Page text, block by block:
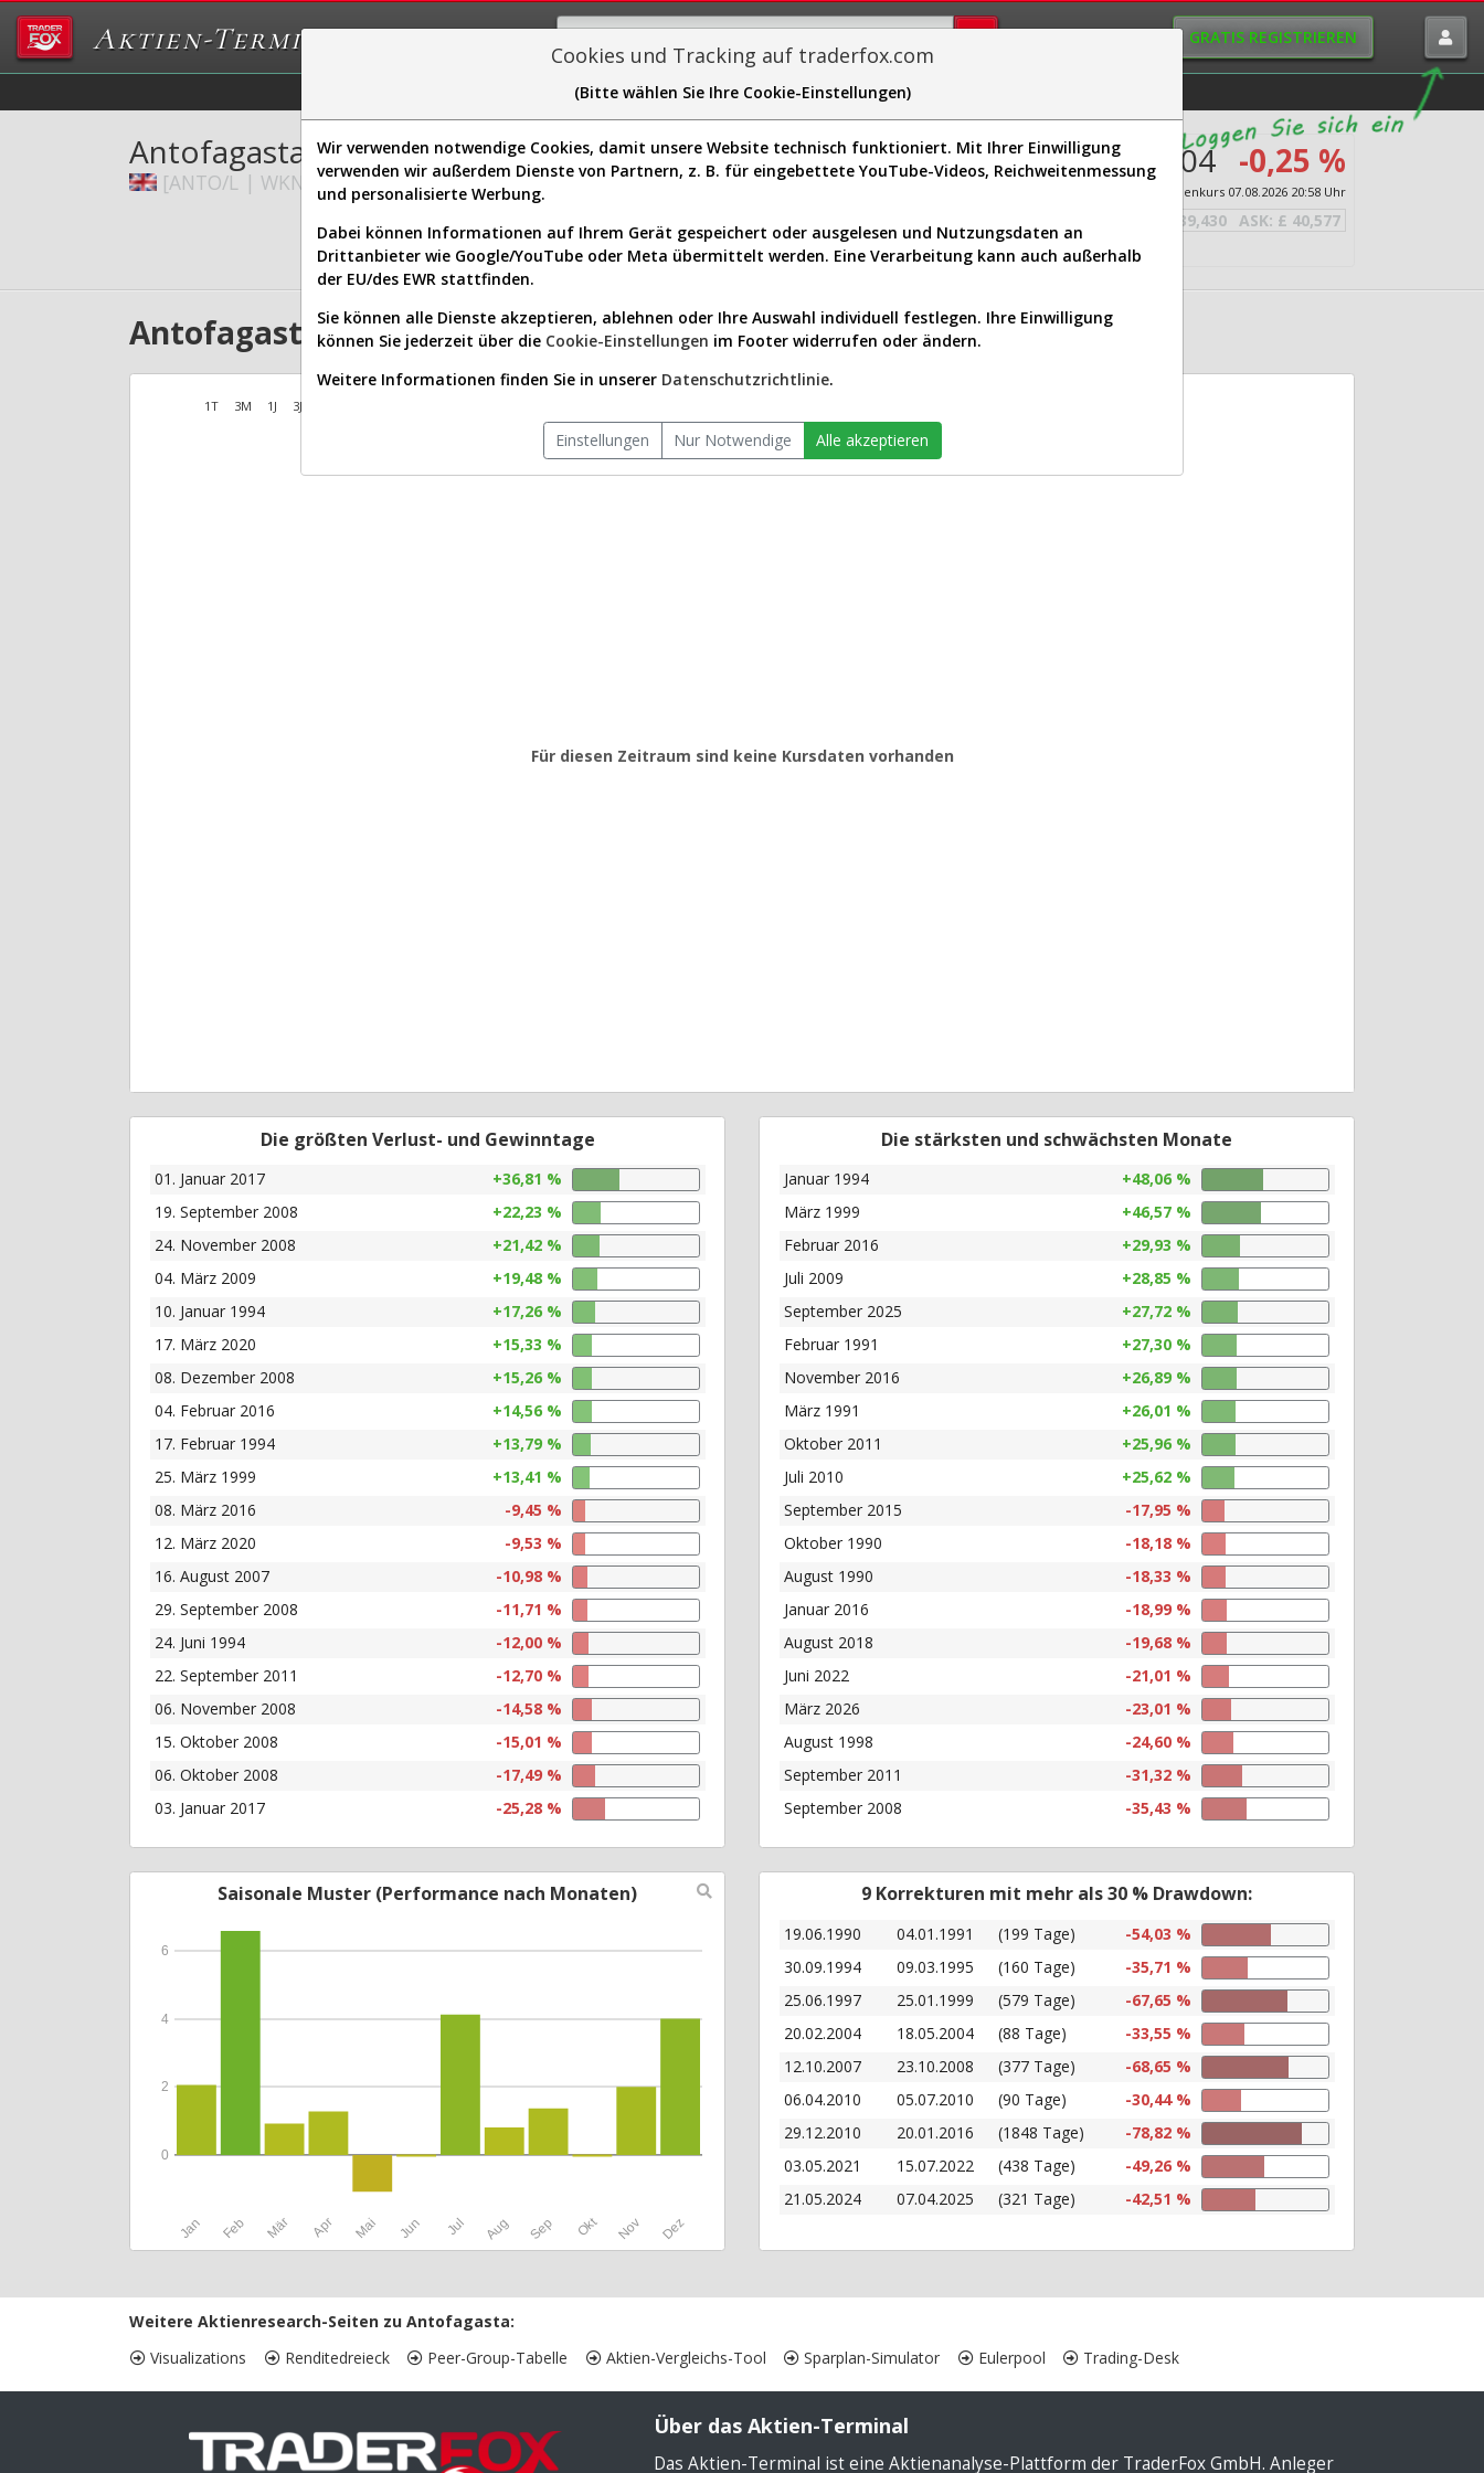
Aktien-Terminal GRATIS REGISTRIEREN
Sector-Spider Easy-Scan Visualizations
Antofagasta PLC
[ANTO/L | WKN 867578 | ISIN GB0000456144]
£ 40,004 -0,25 %
Echtzeit-Aktienkurs 07.08.2026 20:58 Uhr
£ 39,430 ASK: £ 40,577
Website:
http://www.antofagasta.co.uk/
Sektor:
Basic Materials / Copper
Anzahl
Aktien:
Antofagasta Aktien Verlauf seit Beginn (867578 | ANTO/L)
1T 3M 1J 3J
Für diesen Zeitraum sind keine Kursdaten vorhanden
Die größten Verlust- und Gewinntage
01. Januar 2017
+36,81 %
19. September 2008
+22,23 %
24. November 2008
+21,42 %
04. März 2009
+19,48 %
10. Januar 1994
+17,26 %
17. März 2020
+15,33 %
08. Dezember 2008
+15,26 %
04. Februar 2016
+14,56 %
17. Februar 1994
+13,79 %
25. März 1999
+13,41 %
08. März 2016
-9,45 %
12. März 2020
-9,53 %
16. August 2007
-10,98 %
29. September 2008
-11,71 %
24. Juni 1994
-12,00 %
22. September 2011
-12,70 %
06. November 2008
-14,58 %
15. Oktober 2008
-15,01 %
06. Oktober 2008
-17,49 %
03. Januar 2017
-25,28 %
Die stärksten und schwächsten Monate
Januar 1994
+48,06 %
März 1999
+46,57 %
Februar 2016
+29,93 %
Juli 2009
+28,85 %
September 2025
+27,72 %
Februar 1991
+27,30 %
November 2016
+26,89 %
März 1991
+26,01 %
Oktober 2011
+25,96 %
Juli 2010
+25,62 %
September 2015
-17,95 %
Oktober 1990
-18,18 %
August 1990
-18,33 %
Januar 2016
-18,99 %
August 2018
-19,68 %
Juni 2022
-21,01 %
März 2026
-23,01 %
August 1998
-24,60 %
September 2011
-31,32 %
September 2008
-35,43 %
Saisonale Muster (Performance nach Monaten)
Jan Feb Mär Apr Mai Jun Jul Aug Sep Okt Nov Dez
0
2
4
6
9 Korrekturen mit mehr als 30 % Drawdown:
19.06.1990 04.01.1991 (199 Tage)
-54,03 %
30.09.1994
09.03.1995 (160 Tage)
-35,71 %
25.06.1997
25.01.1999 (579 Tage)
-67,65 %
20.02.2004
18.05.2004 (88 Tage)
-33,55 %
12.10.2007
23.10.2008 (377 Tage)
-68,65 %
06.04.2010
05.07.2010 (90 Tage)
-30,44 %
29.12.2010
20.01.2016 (1848 Tage)
-78,82 %
03.05.2021
15.07.2022 (438 Tage)
-49,26 %
21.05.2024
07.04.2025 (321 Tage) -42,51 %
Weitere Aktienresearch-Seiten zu Antofagasta:
Visualizations
Renditedreieck Peer-Group-Tabelle Aktien-Vergleichs-Tool Sparplan-Simulator Eulerpool Trading-Desk
Über das Aktien-Terminal
Das Aktien-Terminal ist eine Aktienanalyse-Plattform der TraderFox GmbH. Anleger
Cookies und Tracking auf traderfox.com
(Bitte wählen Sie Ihre Cookie-Einstellungen)
Wir verwenden notwendige Cookies, damit unsere Website technisch funktioniert. Mit Ihrer Einwilligung
verwenden wir außerdem Dienste von Partnern, z. B. für eingebettete YouTube-Videos, Reichweitenmessung
und personalisierte Werbung.
Dabei können Informationen auf Ihrem Gerät gespeichert oder ausgelesen und Nutzungsdaten an
Drittanbieter wie Google/YouTube oder Meta übermittelt werden. Eine Verarbeitung kann auch außerhalb
der EU/des EWR stattfinden.
Sie können alle Dienste akzeptieren, ablehnen oder Ihre Auswahl individuell festlegen. Ihre Einwilligung
können Sie jederzeit über die Cookie-Einstellungen im Footer widerrufen oder ändern.
Weitere Informationen finden Sie in unserer Datenschutzrichtlinie.
Einstellungen Nur Notwendige Alle akzeptieren